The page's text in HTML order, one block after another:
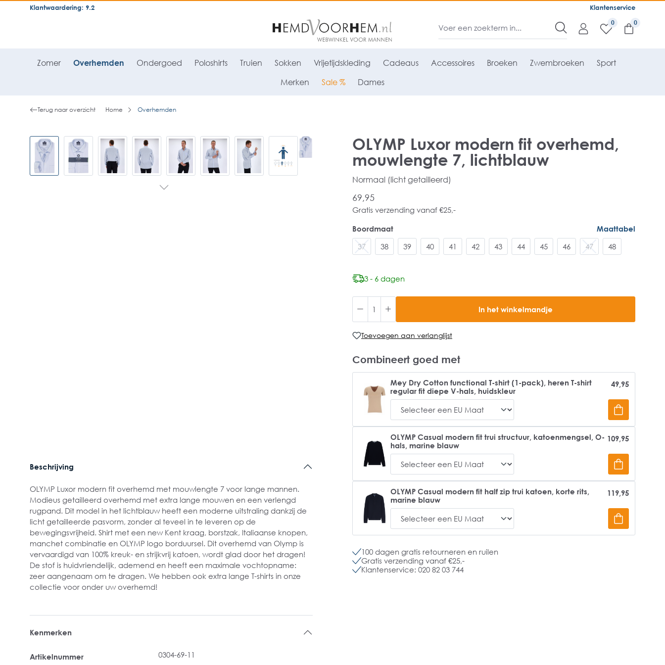
general.skipToNavigation Klantenservice
Klantwaardering: 9.2
0
Zomer Overhemden Ondergoed Poloshirts Truien Sokken Vrijetijdskleding Cadeaus Accessoires Broeken Zwembroeken Sport
Merken Sale % Dames
Terug naar overzicht Home Overhemden
OLYMP Luxor modern fit overhemd,
mouwlengte 7, lichtblauw
Normaal (licht getailleerd)
69,95
Gratis verzending vanaf €25,-
Boordmaat
Maattabel
37
38 39 40 41 42 43 44 45 46 47 48
3 - 6 dagen
In het winkelmandje
Toevoegen aan verlanglijst
Combineert goed met
Mey Dry Cotton functional T-shirt (1-pack), heren T-shirt
regular fit diepe V-hals, huidskleur
49,95
OLYMP Casual modern fit trui structuur, katoenmengsel, O-
hals, marine blauw
109,95
OLYMP Casual modern fit half zip trui katoen, korte rits,
marine blauw
119,95
100 dagen gratis retourneren en ruilen
Gratis verzending vanaf €25,-
Klantenservice: 020 82 03 744
Beschrijving
OLYMP Luxor modern fit overhemd met mouwlengte 7 voor lange mannen.
Modieus getailleerd overhemd met extra lange mouwen en een verlengd
rugpand. Dit model in het lichtblauw heeft een moderne uitstraling dankzij de
licht getailleerde pasvorm, zonder al teveel in te leveren op de
bewegingsvrijheid. Shirt met een new Kent kraag, borstzak, Italiaanse knopen,
manchet combinatie en OLYMP logo borduursel. Dit overhemd van Olymp is
vervaardigd van 100% kreuk- en strijkvrij katoen, wordt glad door het dragen!
De stof is huidvriendelijk, ademend en heeft een maximale vochtopname:
zeer aangenaam om te dragen. We hebben ook extra lange T-shirts in onze
collectie voor onder uw overhemd!
Kenmerken
Artikelnummer
0304-69-11